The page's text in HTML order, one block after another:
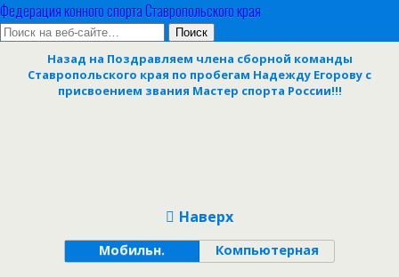
Федерация конного спорта Ставропольского края
Назад на Поздравляем члена сборной команды
Ставропольского края по пробегам Надежду Егорову с
присвоением звания Мастер спорта России!!!
Наверх
Мобильн. Компьютерная